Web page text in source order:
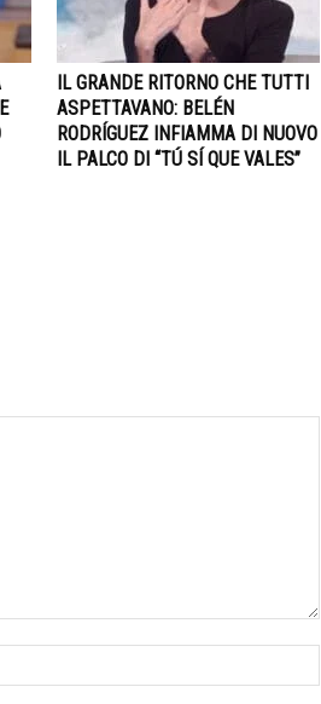
IL GRANDE RITORNO CHE TUTTI
ASPETTAVANO: BELÉN
RODRÍGUEZ INFIAMMA DI NUOVO
IL PALCO DI “TÚ SÍ QUE VALES”